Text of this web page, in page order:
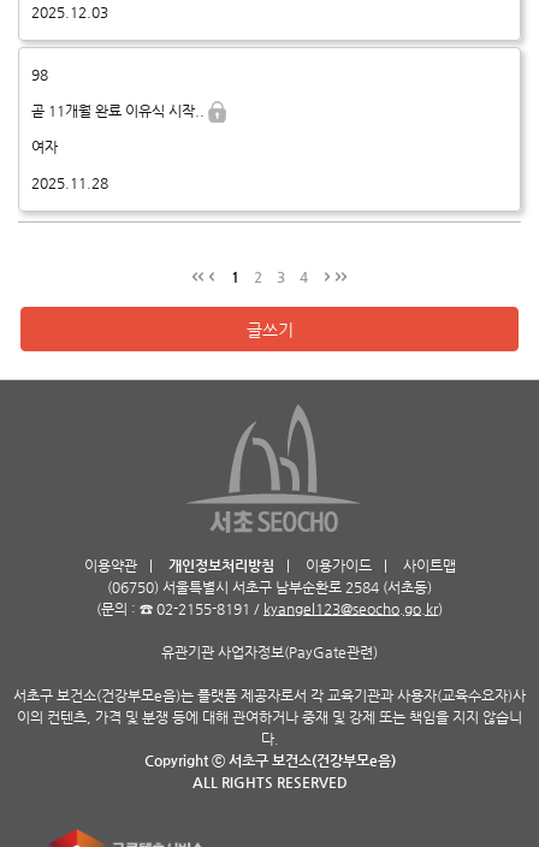
2025.12.03
98
곧 11개월 완료 이유식 시작..
여자
2025.11.28
1 2 3 4
글쓰기
이용약관 개인정보처리방침 이용가이드
사이트맵
(06750) 서울특별시 서초구 남부순환로 2584 (서초동)
(문의 : ☎ 02-2155-8191 / kyangel123@seocho.go.kr)
유관기관 사업자정보(PayGate관련)
서초구 보건소(건강부모e음)는 플랫폼 제공자로서 각 교육기관과 사용자(교육수요자)사
이의 컨텐츠, 가격 및 분쟁 등에 대해 관여하거나 중재 및 강제 또는 책임을 지지 않습니
다.
Copyright ⓒ 서초구 보건소(건강부모e음)
ALL RIGHTS RESERVED